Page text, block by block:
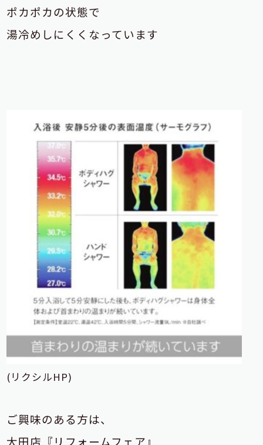
ポカポカの状態で
湯冷めしにくくなっています
(リクシルHP)
ご興味のある方は、
大田店『リフォームフェア』